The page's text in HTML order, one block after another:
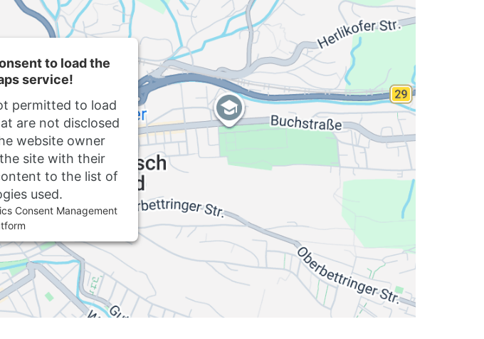
to load the
service!
permitted to load
are not disclosed
website owner
site with their
to the list of
used.
Consent Management